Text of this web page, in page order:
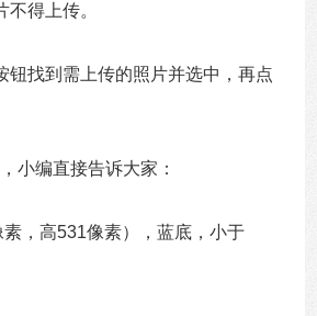
得上传。
钮找到需上传的照片并选中，再点
小编直接告诉大家：
，高531像素），蓝底，小于